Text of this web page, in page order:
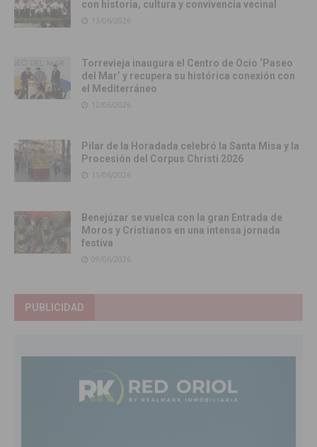
con historia, cultura y convivencia vecinal
13/06/2026
Torrevieja inaugura el Centro de Ocio ‘Paseo
del Mar’ y recupera su histórica conexión con
el Mediterráneo
12/06/2026
Pilar de la Horadada celebró la Santa Misa y la
Procesión del Corpus Christi 2026
11/06/2026
Benejúzar se vuelca con la gran Entrada de
Moros y Cristianos en una intensa jornada
festiva
09/06/2026
PUBLICIDAD